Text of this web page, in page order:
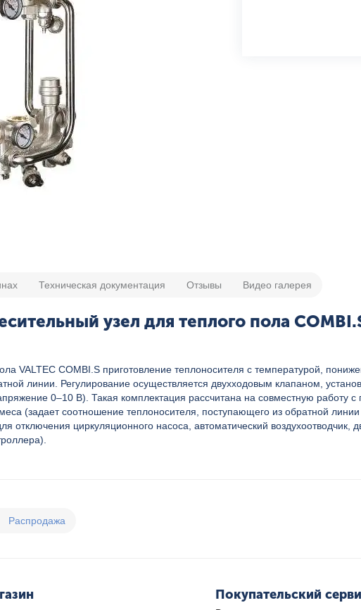
Техническая документация Отзывы Видео галерея
узел для теплого пола
VALTEC COMBI.S приготовление теплоносителя с температурой,
линии. Регулирование осуществляется двухходовым клапаном,
0–10 В). Такая комплектация рассчитана на совместную работу
(задает соотношение теплоносителя, поступающего из обратной
циркуляционного насоса, автоматический воздухоотводчик,
Распродажа
Покупательский